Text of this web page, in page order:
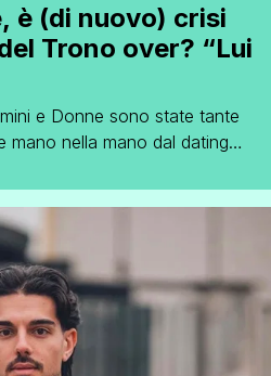
è (di nuovo) crisi
Trono over? “Lui
e Donne sono state tante
nella mano dal dating
e bassi. Una delle coppie del
le cose è quella
e Cristiano [']